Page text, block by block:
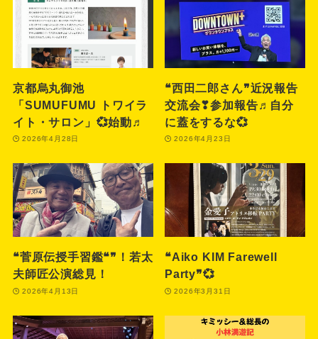
京都烏丸御池
「SUMUFUMU トワイラ
イト・サロン」💞始動♬
2026年4月28日
❝西田二郎さん❞近況報告
交流会❣参加報告♬自分
に蓋をするな💞
2026年4月23日
❝菅原伝授手習鑑❝❞！若太
夫師匠公演総見！
2026年4月13日
❝Aiko KIM Farewell
Party❞💞
2026年3月31日